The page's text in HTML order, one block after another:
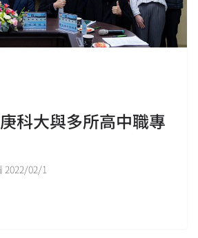
科大與多所高中職專
2022/02/1